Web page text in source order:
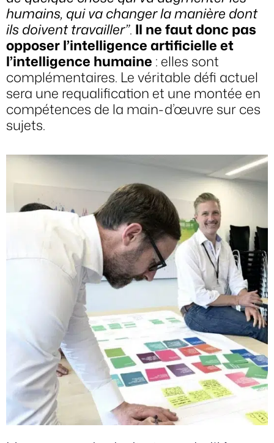
humains, qui va changer la manière dont
ils doivent travailler”. Il ne faut donc pas
opposer l’intelligence artificielle et
l’intelligence humaine : elles sont
complémentaires. Le véritable défi actuel
sera une requalification et une montée en
compétences de la main-d’œuvre sur ces
sujets.